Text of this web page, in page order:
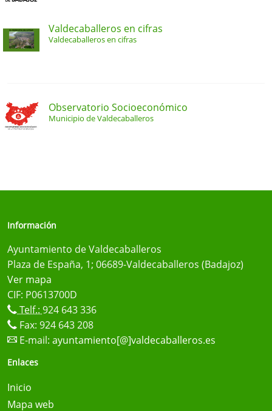
Valdecaballeros en cifras
Valdecaballeros en cifras
Observatorio Socioeconómico
Municipio de Valdecaballeros
Información
Ayuntamiento de Valdecaballeros
Plaza de España, 1; 06689-Valdecaballeros (Badajoz)
Ver mapa
CIF: P0613700D
Telf.: 924 643 336
Fax: 924 643 208
E-mail: ayuntamiento[@]valdecaballeros.es
Enlaces
Inicio
Mapa web